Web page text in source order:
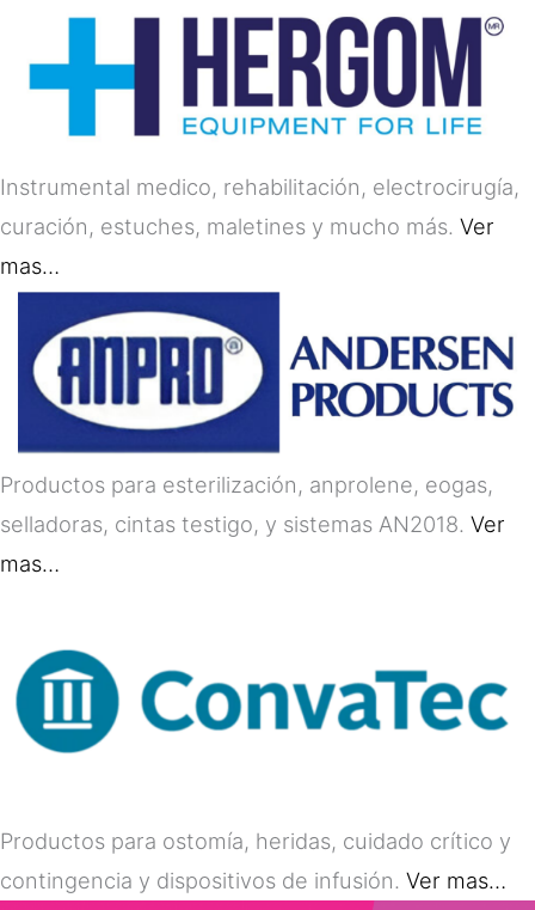
Instrumental medico, rehabilitación, electrocirugía,
curación, estuches, maletines y mucho más. Ver
mas…
Productos para esterilización, anprolene, eogas,
selladoras, cintas testigo, y sistemas AN2018. Ver
mas…
Productos para ostomía, heridas, cuidado crítico y
contingencia y dispositivos de infusión. Ver mas…